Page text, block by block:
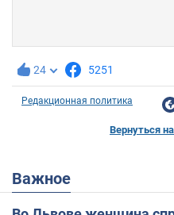
24 5251
Редакционная политика
Вернуться
Важное